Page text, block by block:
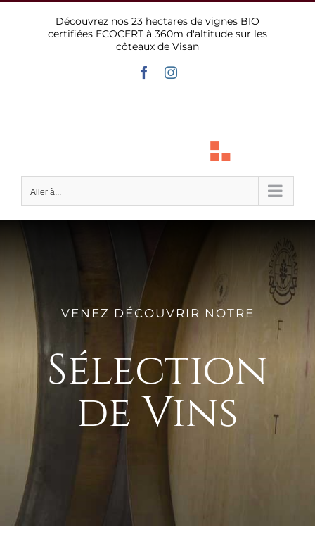
Découvrez nos 23 hectares de vignes BIO
certifiées ECOCERT à 360m d'altitude sur les
côteaux de Visan
FacebookInstagram
Aller à...
VENEZ DÉCOUVRIR NOTRE
Sélection
de Vins